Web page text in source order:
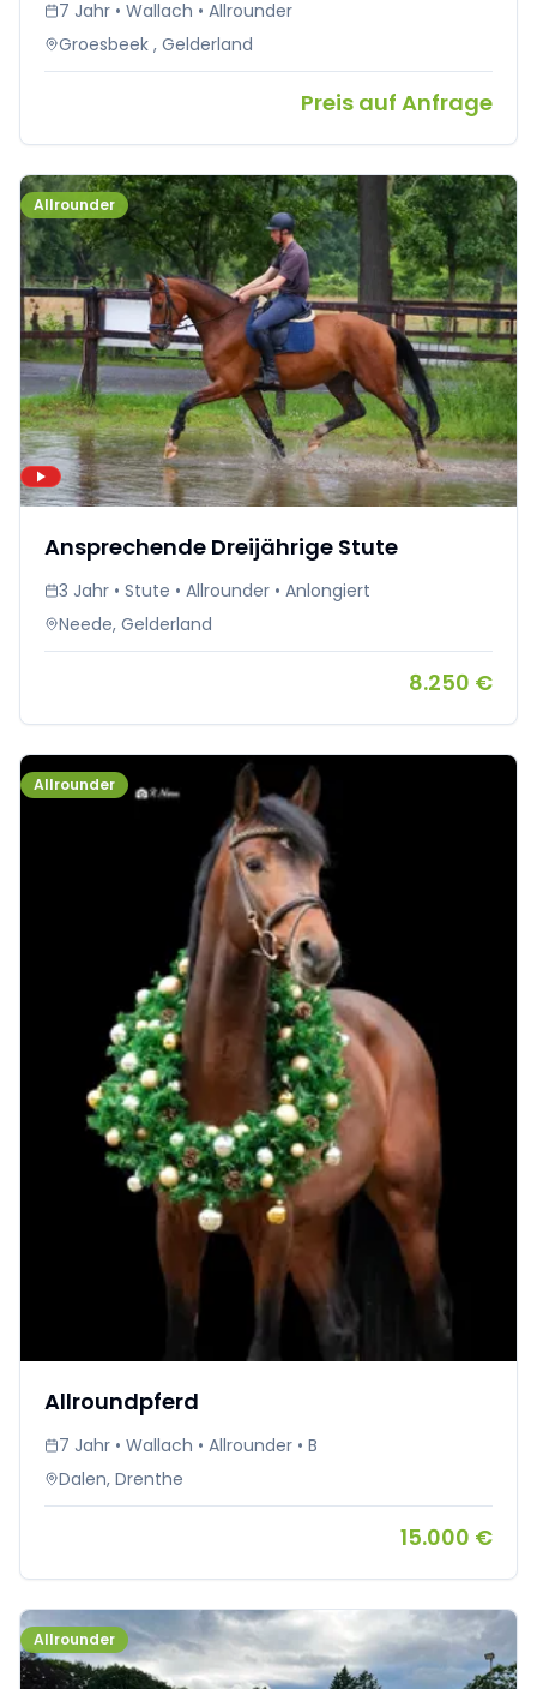
7 Jahr • Wallach • Allrounder
Groesbeek , Gelderland
Preis auf Anfrage
Allrounder
Ansprechende Dreijährige Stute
3 Jahr • Stute • Allrounder • Anlongiert
Neede, Gelderland
8.250 €
Allrounder
Allroundpferd
7 Jahr • Wallach • Allrounder • B
Dalen, Drenthe
15.000 €
Allrounder